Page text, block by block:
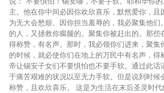
主。他在你中间必因你欢欣喜乐，默然爱你，且
为无大会愁烦、因你担当羞辱的，我必聚集他
的人，又拯救你瘸腿的。聚集你被赶出的。那些
得称赞，有名声。那时，我必领你们进来，聚集
的时候，就必使你们在地上的万民中有名声，得
帝让锡安子女们不要惧怕也不要手软。通过此话
于痛苦艰难的状况以至无力手软。但是说到时
称赞，且欢欣喜乐。 这是为生活在末后圣灵时代